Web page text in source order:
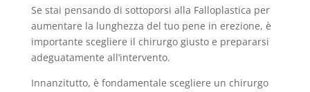
Se stai pensando di sottoporsi alla Falloplastica per
aumentare la lunghezza del tuo pene in erezione, è
importante scegliere il chirurgo giusto e prepararsi
adeguatamente all’intervento.
Innanzitutto, è fondamentale scegliere un chirurgo